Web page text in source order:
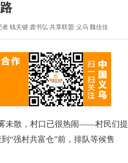
者 钱关键 龚书弘 共享联盟·义乌 魏佳佳
未散，村口已很热闹——村民们提
“强村共富仓”前，排队等候售